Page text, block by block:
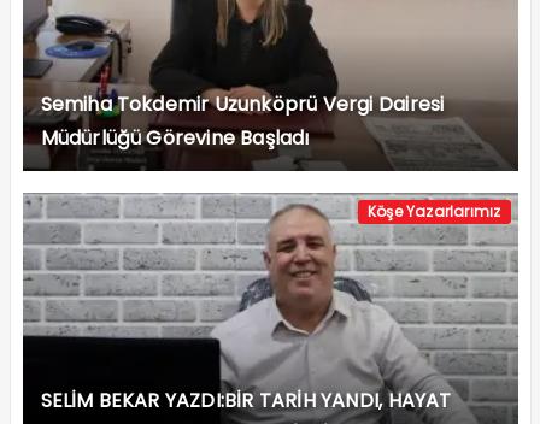
Semiha Tokdemir Uzunköprü Vergi Dairesi
Müdürlüğü Görevine Başladı
Köşe Yazarlarımız
SELİM BEKAR YAZDI:BİR TARİH YANDI, HAYAT